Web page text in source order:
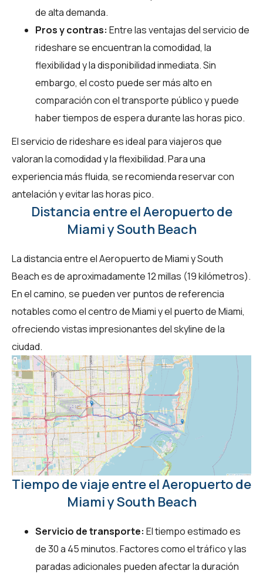
de alta demanda.
Pros y contras: Entre las ventajas del servicio de
rideshare se encuentran la comodidad, la
flexibilidad y la disponibilidad inmediata. Sin
embargo, el costo puede ser más alto en
comparación con el transporte público y puede
haber tiempos de espera durante las horas pico.
El servicio de rideshare es ideal para viajeros que
valoran la comodidad y la flexibilidad. Para una
experiencia más fluida, se recomienda reservar con
antelación y evitar las horas pico.
Distancia entre el Aeropuerto de
Miami y South Beach
La distancia entre el Aeropuerto de Miami y South
Beach es de aproximadamente 12 millas (19 kilómetros).
En el camino, se pueden ver puntos de referencia
notables como el centro de Miami y el puerto de Miami,
ofreciendo vistas impresionantes del skyline de la
ciudad.
Tiempo de viaje entre el Aeropuerto de
Miami y South Beach
Servicio de transporte: El tiempo estimado es
de 30 a 45 minutos. Factores como el tráfico y las
paradas adicionales pueden afectar la duración